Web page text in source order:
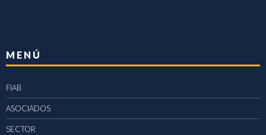
MENÚ
FIAB
ASOCIADOS
SECTOR